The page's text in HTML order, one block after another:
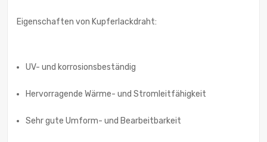
Eigenschaften von Kupferlackdraht:
UV- und korrosionsbeständig
Hervorragende Wärme- und Stromleitfähigkeit
Sehr gute Umform- und Bearbeitbarkeit